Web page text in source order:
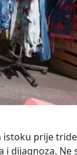
istoku prije
i dijagnoza. Ne